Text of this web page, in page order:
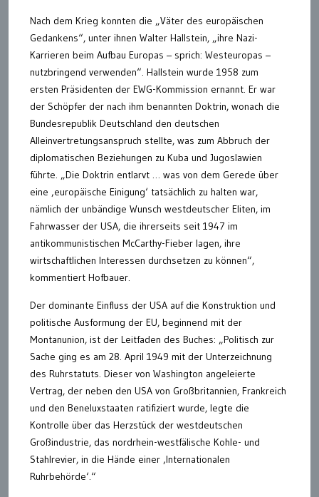
Nach dem Krieg konnten die „Väter des europäischen
Gedankens“, unter ihnen Walter Hallstein, „ihre Nazi-
Karrieren beim Aufbau Europas – sprich: Westeuropas –
nutzbringend verwenden“. Hallstein wurde 1958 zum
ersten Präsidenten der EWG-Kommission ernannt. Er war
der Schöpfer der nach ihm benannten Doktrin, wonach die
Bundesrepublik Deutschland den deutschen
Alleinvertretungsanspruch stellte, was zum Abbruch der
diplomatischen Beziehungen zu Kuba und Jugoslawien
führte. „Die Doktrin entlarvt … was von dem Gerede über
eine ‚europäische Einigung‘ tatsächlich zu halten war,
nämlich der unbändige Wunsch westdeutscher Eliten, im
Fahrwasser der USA, die ihrerseits seit 1947 im
antikommunistischen McCarthy-Fieber lagen, ihre
wirtschaftlichen Interessen durchsetzen zu können“,
kommentiert Hofbauer.
Der dominante Einfluss der USA auf die Konstruktion und
politische Ausformung der EU, beginnend mit der
Montanunion, ist der Leitfaden des Buches: „Politisch zur
Sache ging es am 28. April 1949 mit der Unterzeichnung
des Ruhrstatuts. Dieser von Washington angeleierte
Vertrag, der neben den USA von Großbritannien, Frankreich
und den Beneluxstaaten ratifiziert wurde, legte die
Kontrolle über das Herzstück der westdeutschen
Großindustrie, das nordrhein-westfälische Kohle- und
Stahlrevier, in die Hände einer ‚Internationalen
Ruhrbehörde‘.“